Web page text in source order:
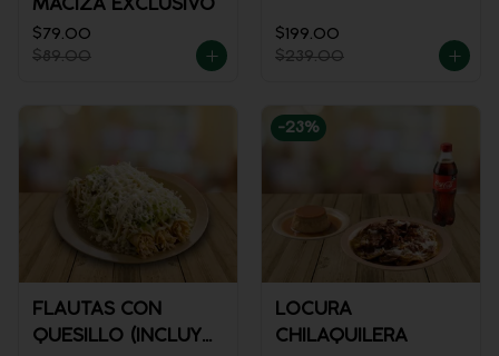
MACIZA EXCLUSIVO
$79.00
$89.00
$199.00
$239.00
FLAUTAS CON
QUESILLO (INCLUYE
-23%
LOCURA
CHILAQUILERA